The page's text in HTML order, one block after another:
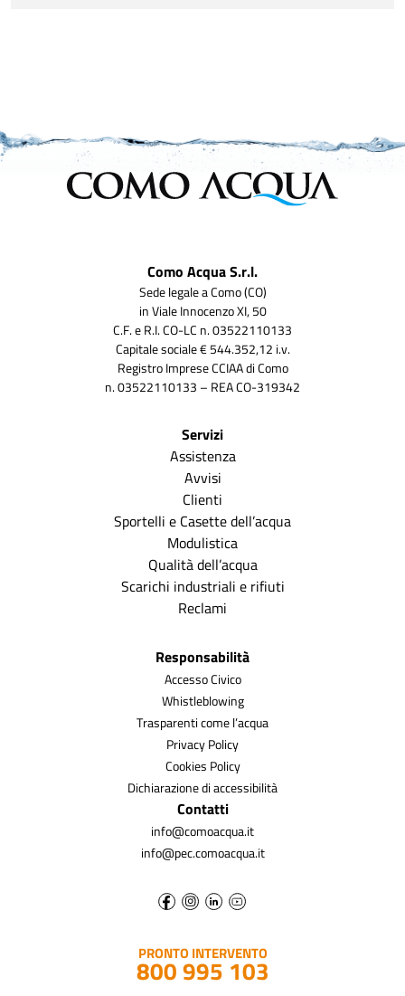
Como Acqua S.r.l.
Sede legale a Como (CO)
in Viale Innocenzo XI, 50
C.F. e R.I. CO-LC n. 03522110133
Capitale sociale € 544.352,12 i.v.
Registro Imprese CCIAA di Como
n. 03522110133 – REA CO-319342
Servizi
Assistenza
Avvisi
Clienti
Sportelli e Casette dell’acqua
Modulistica
Qualità dell’acqua
Scarichi industriali e rifiuti
Reclami
Responsabilità
Accesso Civico
Whistleblowing
Trasparenti come l’acqua
Privacy Policy
Cookies Policy
Dichiarazione di accessibilità
Contatti
info@comoacqua.it
info@pec.comoacqua.it
PRONTO INTERVENTO
800 995 103